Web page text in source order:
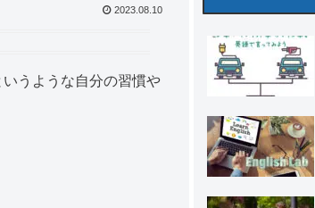
2023.08.10
いうような自分の習慣や